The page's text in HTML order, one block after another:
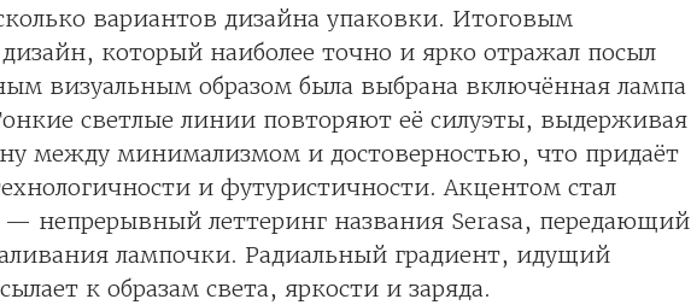
вариантов дизайна упаковки. Итоговым
который наиболее точно и ярко отражал посыл
визуальным образом была выбрана включённая лампа
светлые линии повторяют её силуэты, выдерживая
между минимализмом и достоверностью, что придаёт
и футуристичности. Акцентом стал
— непрерывный леттеринг названия Serasa, передающий
лампочки. Радиальный градиент, идущий
к образам света, яркости и заряда.